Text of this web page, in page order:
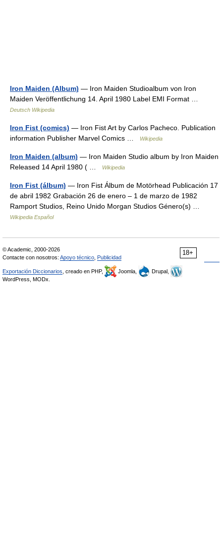
Iron Maiden (Album) — Iron Maiden Studioalbum von Iron
Maiden Veröffentlichung 14. April 1980 Label EMI Format …
Deutsch Wikipedia
Iron Fist (comics) — Iron Fist Art by Carlos Pacheco. Publication
information Publisher Marvel Comics …
Wikipedia
Iron Maiden (album) — Iron Maiden Studio album by Iron Maiden
Released 14 April 1980 ( …
Wikipedia
Iron Fist (álbum) — Iron Fist Álbum de Motörhead Publicación 17
de abril 1982 Grabación 26 de enero – 1 de marzo de 1982
Ramport Studios, Reino Unido Morgan Studios Género(s) …
Wikipedia Español
18+
© Academic, 2000-2026
Contacte con nosotros: Apoyo técnico Publicidad
Exportación Diccionarios , creado en PHP, Joomla,
Drupal,
WordPress, MODx.